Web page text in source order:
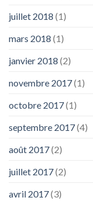
juillet 2018 (1)
mars 2018 (1)
janvier 2018 (2)
novembre 2017(1)
octobre 2017(1)
septembre 2017(4)
août 2017(2)
juillet 2017(2)
avril 2017(3)